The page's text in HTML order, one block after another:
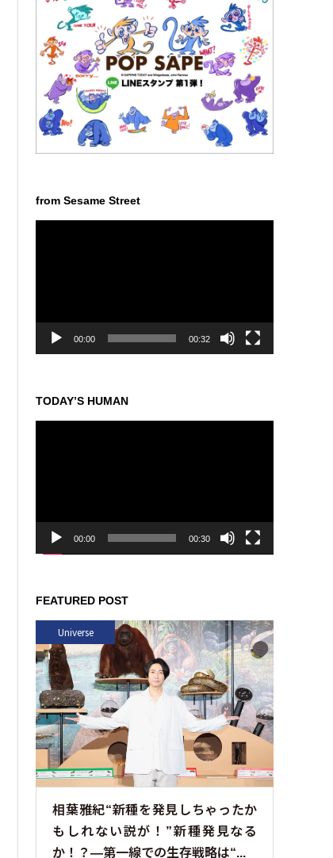
from Sesame Street
00:00 00:32
TODAY’S HUMAN
00:00 00:30
FEATURED POST
Universe
相葉雅紀“新種を発見しちゃったか
もしれない説が！”新種発見なる
か！？—第一線での生存戦略は“...